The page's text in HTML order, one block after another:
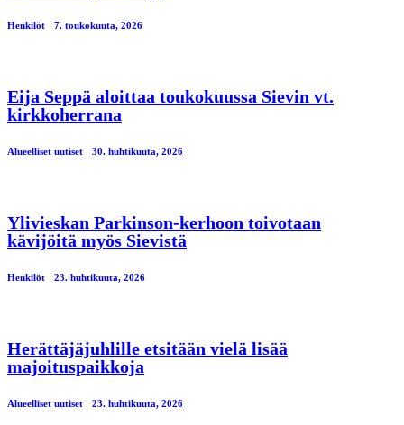
Henkilöt 7. toukokuuta, 2026
Eija Seppä aloittaa toukokuussa Sievin vt.
kirkkoherrana
Alueelliset uutiset 30. huhtikuuta, 2026
Ylivieskan Parkinson-kerhoon toivotaan
kävijöitä myös Sievistä
Henkilöt 23. huhtikuuta, 2026
Herättäjäjuhlille etsitään vielä lisää
majoituspaikkoja
Alueelliset uutiset 23. huhtikuuta, 2026